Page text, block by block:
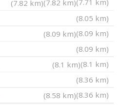
(7.71 km)
(7.82 km)
(7.82 km)
(8.05 km)
(8.09 km)
(8.09 km)
(8.09 km)
(8.1 km)
(8.1 km)
(8.36 km)
(8.36 km)
(8.58 km)